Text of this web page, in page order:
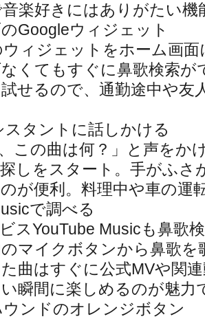
楽好きにはありがたい機
Googleウィジェット
ウィジェットをホーム画
くてもすぐに鼻歌検索
せるので、通勤途中や友
スタントに話しかける
、この曲は何？」と声をか
しをスタート。手がふさ
が便利。料理中や車の運
で調べる
スYouTube Musicも鼻歌
マイクボタンから鼻歌を
曲はすぐに公式MVや関
瞬間に楽しめるのが魅力
ンドのオレンジボタン